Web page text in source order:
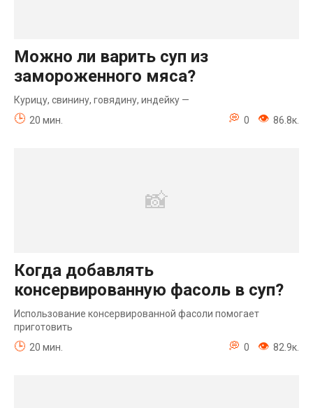
Можно ли варить суп из
замороженного мяса?
Курицу, свинину, говядину, индейку —
20 мин.
0 86.8к.
Когда добавлять
консервированную фасоль в суп?
Использование консервированной фасоли помогает
приготовить
20 мин.
0 82.9к.